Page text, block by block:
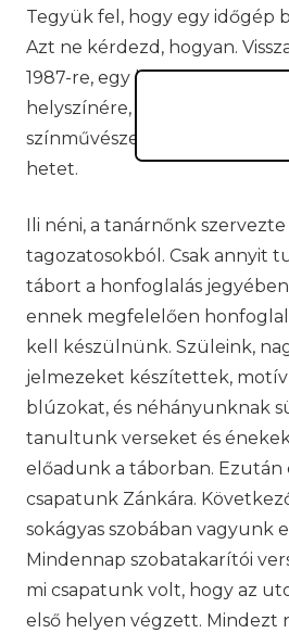
Tegyük fel, hogy egy időgép
Azt ne kérdezd, hogyan.
1987-re, egy kedves
helyszínére, a Balatoni
színművészeti tábor
hetet.
Ili néni, a tanárnőnk
tagozatosokból. Csak annyit
tábort a honfoglalás
ennek megfelelően
kell készülnünk. Szüleink,
jelmezeket készítettek,
blúzokat, és néhányunknak
tanultunk verseket és
előadunk a táborban. Ezután
csapatunk Zánkára.
sokágyas szobában vagyunk
Mindennap szobatakarítói
mi csapatunk volt, hogy az
első helyen végzett. Mindezt